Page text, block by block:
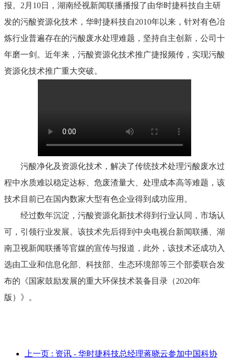
报。2月10日，湖南经视新闻联播播报了由华时捷科技自主研
发的污酸资源化技术，华时捷科技自2010年以来，针对有色冶
炼行业普遍存在的污酸废水处理难题，坚持自主创新，公司十
年磨一剑。近年来，污酸资源化技术推广捷报频传，实现污酸
资源化技术推广重大突破。
污酸净化及资源化技术，解决了传统技术处理污酸废水过
程中水质难以稳定达标、危废渣量大、处理成本高等难题，该
技术目前已在国内数家大型有色企业得到成功应用。
经过数年沉淀，污酸资源化新技术得到行业认同，市场认
可，引领行业发展。该技术先后得到中央电视台新闻联播、湖
南卫视新闻联播等官媒的宣传与报道，此外，该技术还成功入
选由工业和信息化部、科技部、生态环境部等三个部委联合发
布的《国家鼓励发展的重大环保技术装备目录（2020年
版）》。
上一页 : 资讯 - 华时捷科技总经理蒋晓云参加中国科协